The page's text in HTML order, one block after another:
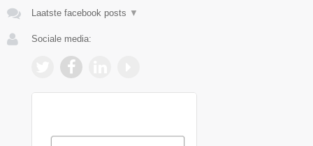
Laatste facebook posts ▼
Sociale media: